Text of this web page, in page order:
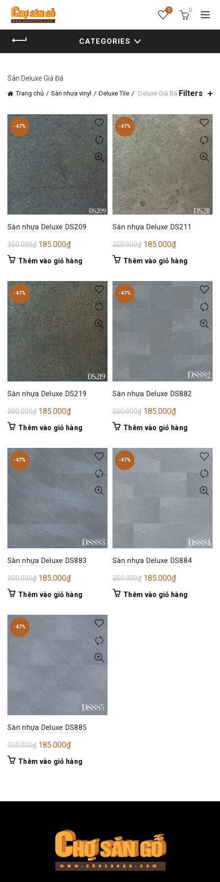
0 0
CATEGORIES
Sàn Deluxe Giả Đá
Trang chủ Sàn nhựa vinyl Deluxe Tile Deluxe Giả Đá Filters
-47%
Sàn nhựa Deluxe DS209
350.000₫ Giá
gốc
350.000₫.
185.000₫Giá
hiện
là:
185.000₫.
Thêm vào giỏ hàng
-47%
Sàn nhựa Deluxe DS211
350.000₫ Giá
gốc
350.000₫.
185.000₫Giá
hiện
là:
185.000₫.
Thêm vào giỏ hàng
-47%
Sàn nhựa Deluxe DS219
350.000₫ Giá
gốc
350.000₫.
185.000₫Giá
hiện
là:
185.000₫.
Thêm vào giỏ hàng
-47%
Sàn nhựa Deluxe DS882
350.000₫ Giá
gốc
350.000₫.
185.000₫Giá
hiện
là:
185.000₫.
Thêm vào giỏ hàng
-47%
Sàn nhựa Deluxe DS883
350.000₫ Giá
gốc
350.000₫.
185.000₫Giá
hiện
là:
185.000₫.
Thêm vào giỏ hàng
-47%
Sàn nhựa Deluxe DS884
350.000₫ Giá
gốc
185.000₫Giá
hiện
Thêm vào giỏ hàng
-47%
Sàn nhựa Deluxe DS885
350.000₫ Giá
gốc
185.000₫Giá
hiện
Thêm vào giỏ hàng